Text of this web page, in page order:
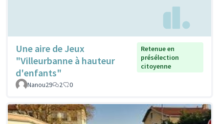
Une aire de Jeux
"Villeurbanne à hauteur
d'enfants"
Retenue en
présélection
citoyenne
Nanou29 2 0